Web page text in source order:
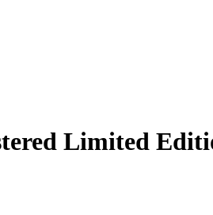
Limited